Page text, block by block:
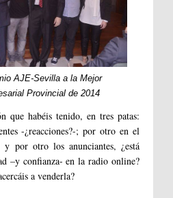
AJE-Sevilla a la Mejor
Provincial de 2014
que habéis tenido, en tres patas:
-¿reacciones?-; por otro en el
por otro los anunciantes, ¿está
–y confianza- en la radio online?
a venderla?